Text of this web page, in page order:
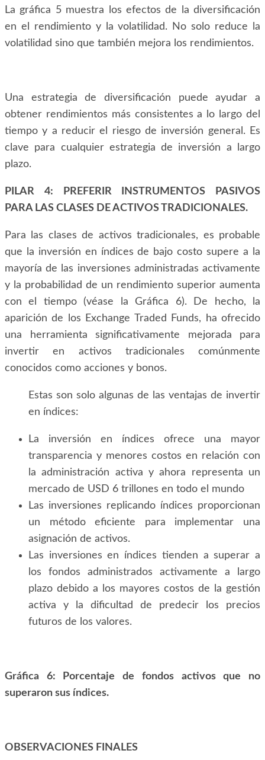
La gráfica 5 muestra los efectos de la diversificación
en el rendimiento y la volatilidad. No solo reduce la
volatilidad sino que también mejora los rendimientos.
Una estrategia de diversificación puede ayudar a
obtener rendimientos más consistentes a lo largo del
tiempo y a reducir el riesgo de inversión general. Es
clave para cualquier estrategia de inversión a largo
plazo.
PILAR 4: PREFERIR INSTRUMENTOS PASIVOS
PARA LAS CLASES DE ACTIVOS TRADICIONALES.
Para las clases de activos tradicionales, es probable
que la inversión en índices de bajo costo supere a la
mayoría de las inversiones administradas activamente
y la probabilidad de un rendimiento superior aumenta
con el tiempo (véase la Gráfica 6). De hecho, la
aparición de los Exchange Traded Funds, ha ofrecido
una herramienta significativamente mejorada para
invertir en activos tradicionales comúnmente
conocidos como acciones y bonos.
Estas son solo algunas de las ventajas de invertir
en índices:
La inversión en índices ofrece una mayor
transparencia y menores costos en relación con
la administración activa y ahora representa un
mercado de USD 6 trillones en todo el mundo
Las inversiones replicando índices proporcionan
un método eficiente para implementar una
asignación de activos.
Las inversiones en índices tienden a superar a
los fondos administrados activamente a largo
plazo debido a los mayores costos de la gestión
activa y la dificultad de predecir los precios
futuros de los valores.
Gráfica 6: Porcentaje de fondos activos que no
superaron sus índices.
OBSERVACIONES FINALES